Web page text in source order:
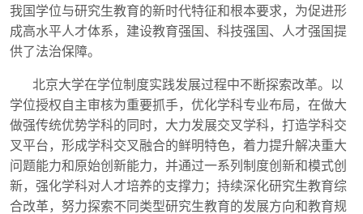
我国学位与研究生教育的新时代特征和根本要求，为促进形
成高水平人才体系，建设教育强国、科技强国、人才强国提
供了法治保障。
北京大学在学位制度实践发展过程中不断探索改革。以
学位授权自主审核为重要抓手，优化学科专业布局，在做大
做强传统优势学科的同时，大力发展交叉学科，打造学科交
叉平台，形成学科交叉融合的鲜明特色，着力提升解决重大
问题能力和原始创新能力，并通过一系列制度创新和模式创
新，强化学科对人才培养的支撑力；持续深化研究生教育综
合改革，努力探索不同类型研究生教育的发展方向和教育规